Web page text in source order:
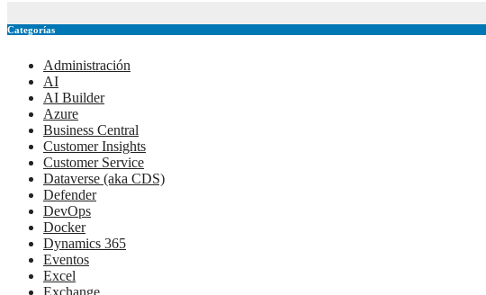
Categorías
Administración
AI
AI Builder
Azure
Business Central
Customer Insights
Customer Service
Dataverse (aka CDS)
Defender
DevOps
Docker
Dynamics 365
Eventos
Excel
Exchange